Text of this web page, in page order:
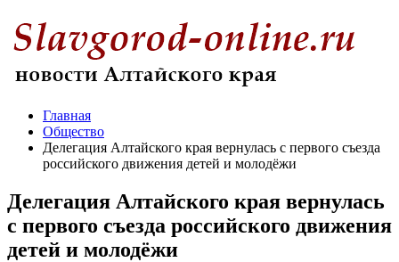
Главная
Общество
Делегация Алтайского края вернулась с первого съезда
российского движения детей и молодёжи
Делегация Алтайского края вернулась
с первого съезда российского движения
детей и молодёжи